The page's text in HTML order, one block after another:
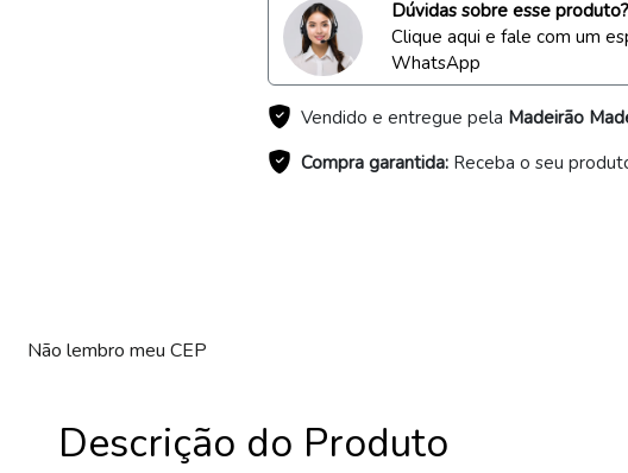
Dúvidas sobre esse produto?
Clique aqui e fale com um
WhatsApp
Vendido e entregue pela Madeirão
Compra garantida: Receba o seu
Não lembro meu CEP
Descrição do Produto